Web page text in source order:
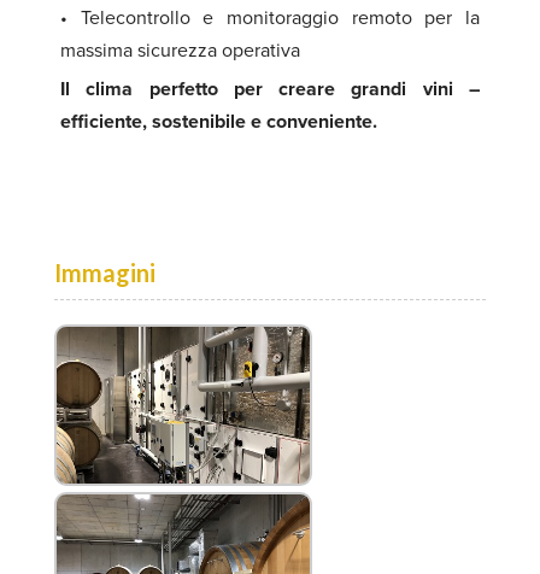
• Telecontrollo e monitoraggio remoto per la
massima sicurezza operativa
Il clima perfetto per creare grandi vini –
efficiente, sostenibile e conveniente.
Immagini